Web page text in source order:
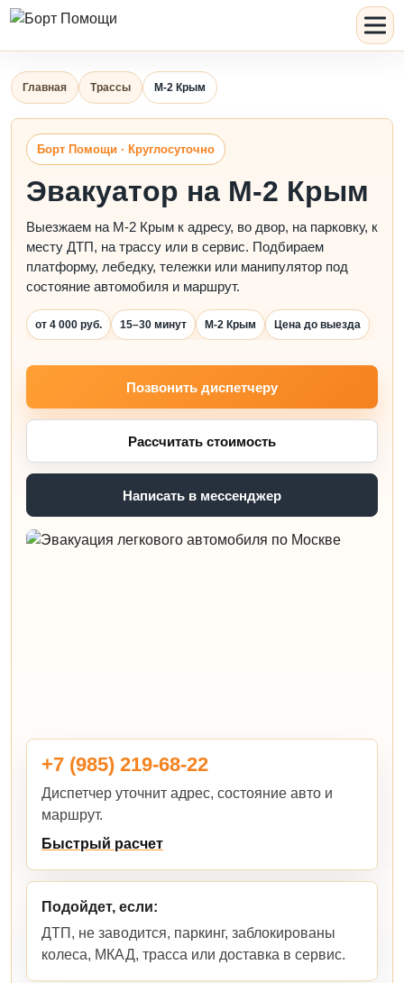
Главная Трассы М-2 Крым
Борт Помощи · Круглосуточно
Эвакуатор на М-2 Крым
Выезжаем на М-2 Крым к адресу, во двор, на парковку, к
месту ДТП, на трассу или в сервис. Подбираем
платформу, лебедку, тележки или манипулятор под
состояние автомобиля и маршрут.
от 4 000 руб. 15–30 минут М-2 Крым Цена до выезда
Позвонить диспетчеру
Рассчитать стоимость
Написать в мессенджер
+7 (985) 219-68-22
Диспетчер уточнит адрес, состояние авто и
маршрут.
Быстрый расчет
Подойдет, если:
ДТП, не заводится, паркинг, заблокированы
колеса, МКАД, трасса или доставка в сервис.